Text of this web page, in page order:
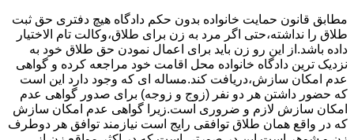
مطابق قانون حمایت خانواده بدون حکم دادگاه هیچ دفتری حق ثبت
طلاق را نداشته،حتی اگر مرد به زن برای طلاق،وکالت تام الاختیار
داده باشد.از این رو زن باید برای اعمال نمودن حق طلاق خود به
نزدیک ترین دادگاه خانواده محل اقامت خود مراجعه کرده و گواهی
عدم امکان سازش،دریافت کند.مساله ای که وجود دارد این است
که حضور داشتن هر دو نفر (زوج و زوجه) برای صدور گواهی عدم
امکان سازش لازم و ضروری است.زیرا گواهی عدم امکان سازش
که در واقع همان طلاق توافقی رایج است نیازمند توافق هر دوطرف